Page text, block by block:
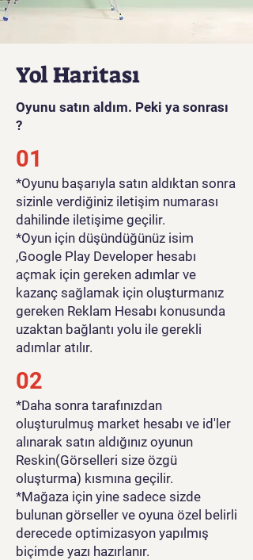
Yol Haritası
Oyunu satın aldım. Peki ya sonrası
?
01
*Oyunu başarıyla satın aldıktan sonra
sizinle verdiğiniz iletişim numarası
dahilinde iletişime geçilir.
*Oyun için düşündüğünüz isim
,Google Play Developer hesabı
açmak için gereken adımlar ve
kazanç sağlamak için oluşturmanız
gereken Reklam Hesabı konusunda
uzaktan bağlantı yolu ile gerekli
adımlar atılır.
02
*Daha sonra tarafınızdan
oluşturulmuş market hesabı ve id'ler
alınarak satın aldığınız oyunun
Reskin(Görselleri size özgü
oluşturma) kısmına geçilir.
*Mağaza için yine sadece sizde
bulunan görseller ve oyuna özel belirli
derecede optimizasyon yapılmış
biçimde yazı hazırlanır.